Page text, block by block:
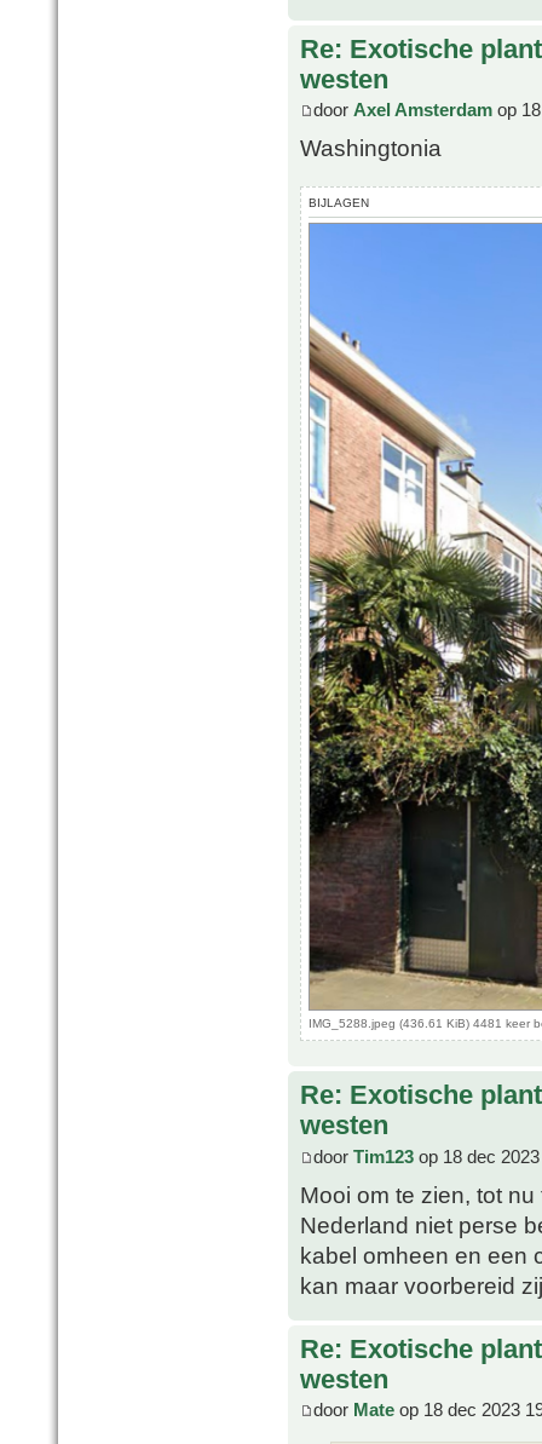
Re: Exotische
westen
door Axel Amsterdam op
Washingtonia
BIJLAGEN
IMG_5288.jpeg (436.61 KiB) 4481 keer
Re: Exotische
westen
door Tim123 op 18 dec
Mooi om te zien, tot
Nederland niet perse
kabel omheen en een
kan maar voorbereid
Re: Exotische
westen
door Mate op 18 dec 2023